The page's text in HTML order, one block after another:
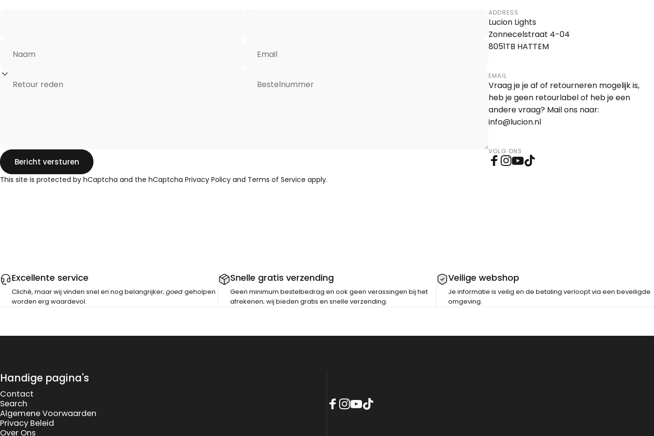
Naam Email
Retour reden Bestelnummer
Bericht
Bericht versturen
Bericht versturen
This site is protected by hCaptcha and the hCaptcha Privacy Policy and Terms of Service apply.
ADDRESS
Lucion Lights
Zonnecelstraat 4-04
8051TB HATTEM
EMAIL
Vraag je je af of retourneren mogelijk is,
heb je geen retourlabel of heb je een
andere vraag? Mail ons naar:
info@lucion.nl
VOLG ONS
Excellente service
Cliché, maar wij vinden snel en nog belangrijker; goed geholpen
worden erg waardevol.
Snelle gratis verzending
Geen minimum bestelbedrag en ook geen verassingen bij het
afrekenen; wij bieden gratis en snelle verzending.
Veilige webshop
Je informatie is veilig en de betaling verloopt via een beveiligde
omgeving.
Handige pagina's
Contact
Search
Algemene Voorwaarden
Privacy Beleid
Over Ons